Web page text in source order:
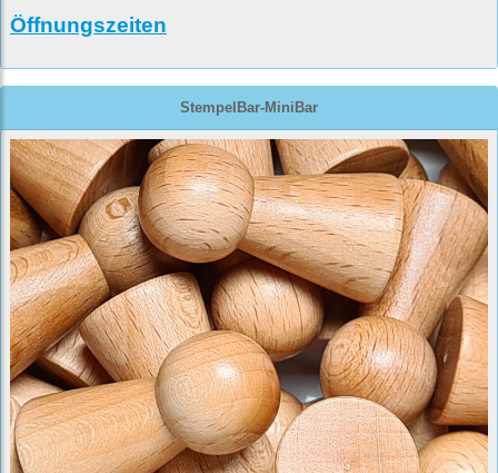
Öffnungszeiten
StempelBar-MiniBar